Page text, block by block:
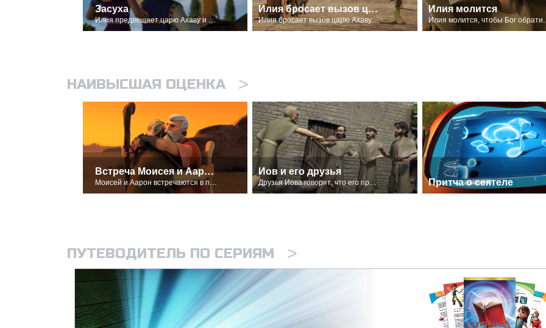
Засуха
Илия предвещает царю Ахаву и Иезавели, что не будет дождей.
Илия бросает вызов царю Ахаву
Илия бросает вызов царю Ахаву и пророкам Ваала.
Илия молится
Илия молится,
НАИВЫСШАЯ ОЦЕНКА >
Встреча Моисея и Аарона
Моисей и Аарон встречаются в пустыне.
Иов и его друзья
Друзья Иова говорят, что его проблемы от того, что он совершил много грехов. Притча о сеятеле
ПУТЕВОДИТЕЛЬ ПО СЕРИЯМ >